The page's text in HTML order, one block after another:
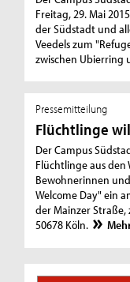
Freitag, 29. Mai
der Südstadt und
Veedels zum
zwischen Ubierring
Pressemitteilung
Flüchtlinge
Der Campus
Flüchtlinge aus
Bewohnerinnen
Welcome Day" ein
der Mainzer
50678 Köln.